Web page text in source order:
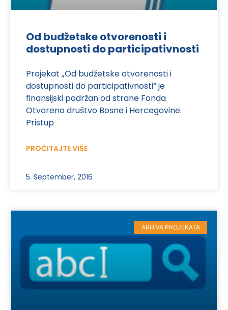
Od budžetske otvorenosti i
dostupnosti do participativnosti
Projekat „Od budžetske otvorenosti i
dostupnosti do participativnosti“ je
finansijski podržan od strane Fonda
Otvoreno društvo Bosne i Hercegovine.
Pristup
PROČITAJTE VIŠE
5. September, 2016
ARHIVA PROJEKATA